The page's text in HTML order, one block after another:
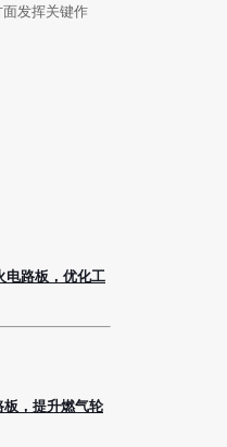
发挥关键作
电路板，优化工
，提升燃气轮